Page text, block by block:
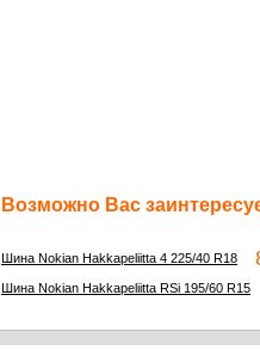
Возможно Вас
Шина Nokian Hakkapeliitta 4 225/40 R18
Шина Nokian Hakkapeliitta RSi 195/60 R15